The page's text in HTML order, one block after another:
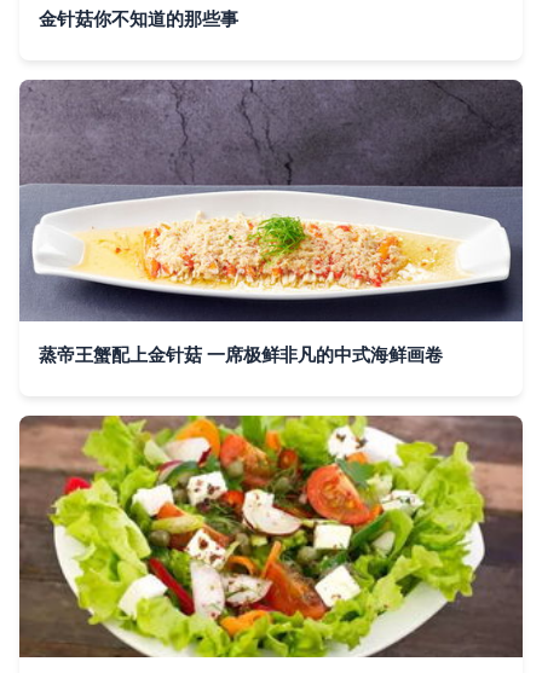
金针菇你不知道的那些事
蒸帝王蟹配上金针菇 一席极鲜非凡的中式海鲜画卷